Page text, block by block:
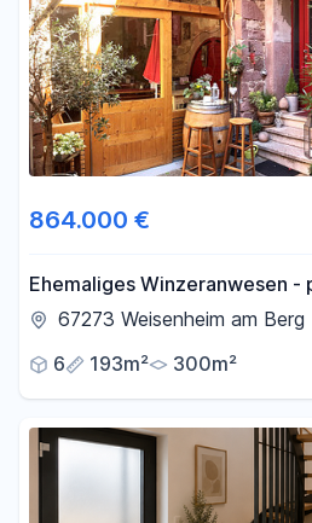
864.000 €
Ehemaliges Winzeranwesen
vom Eigentümer
67273 Weisenheim am Berg
6
193m² 300m²